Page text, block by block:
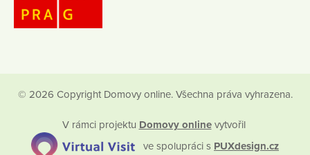
© 2026 Copyright Domovy online. Všechna práva vyhrazena.
V rámci projektu Domovy onlinevytvořil
ve spolupráci s PUXdesign.cz